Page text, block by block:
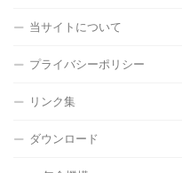
当サイトについて
プライバシーポリシー
リンク集
ダウンロード